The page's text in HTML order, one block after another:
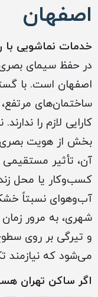
اصفهان
خدمات نماشویی با
در حفظ سیمای
اصفهان است. با
ساختمان‌های
کارایی لازم را
بخش از هویت بصری
آن، تأثیر
کسب‌وکار یا محل
آب‌وهوای نسبتاً
شهری، به مرور
و تیرگی بر روی
می‌شود که
اگر ساکن ‏‏تهران